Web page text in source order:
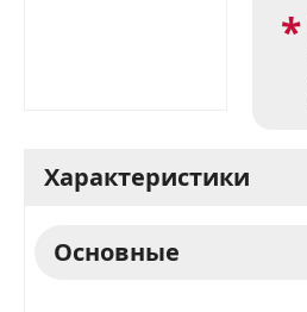
*
Характеристики
Основные